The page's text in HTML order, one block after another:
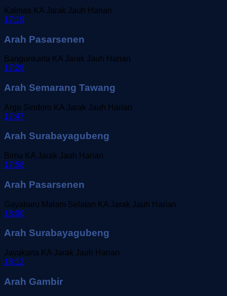
Kalmas KA Jarak Jauh Harian
17:19
Arah Pasarsenen
Bangunkarta KA Jarak Jauh Harian
17:28
Arah Semarang Tawang
Argo Sindoro KA Jarak Jauh Harian
17:47
Arah Surabayagubeng
Bima KA Jarak Jauh Harian
17:58
Arah Pasarsenen
Gayabaru Malam Selatan KA Jarak Jauh Harian
18:00
Arah Surabayagubeng
Jayakarta KA Jarak Jauh Harian
18:12
Arah Gambir